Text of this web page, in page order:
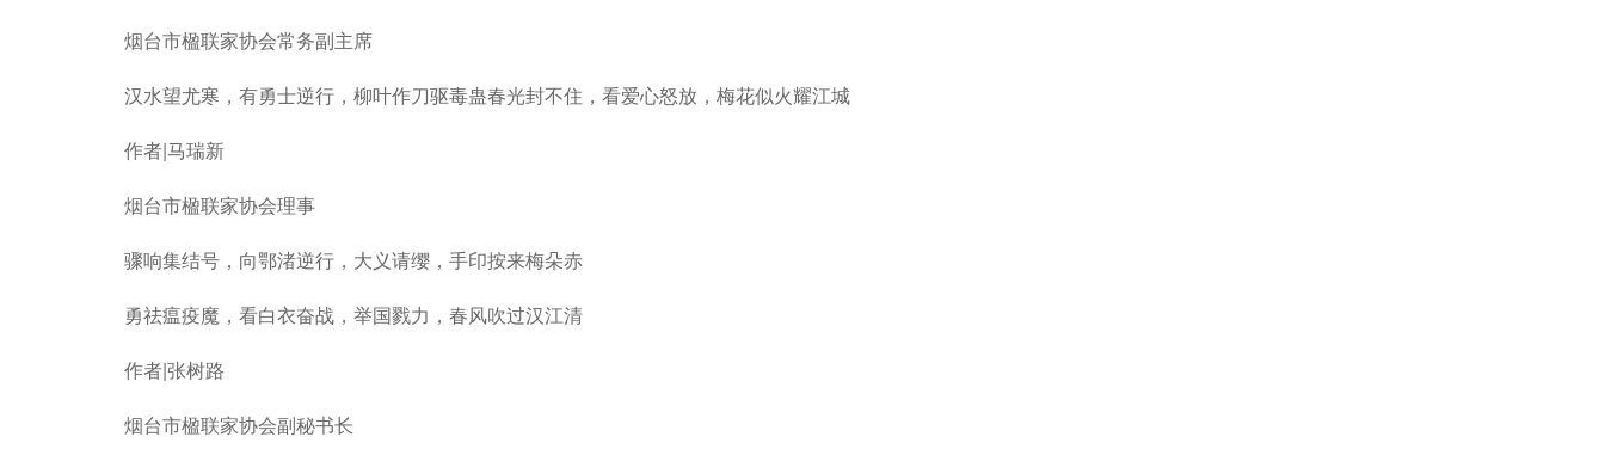
烟台市楹联家协会常务副主席
汉水望尤寒，有勇士逆行，柳叶作刀驱毒蛊春光封不住，看爱心怒放，梅花似火耀江城
作者|马瑞新
烟台市楹联家协会理事
骤响集结号，向鄂渚逆行，大义请缨，手印按来梅朵赤
勇祛瘟疫魔，看白衣奋战，举国戮力，春风吹过汉江清
作者|张树路
烟台市楹联家协会副秘书长